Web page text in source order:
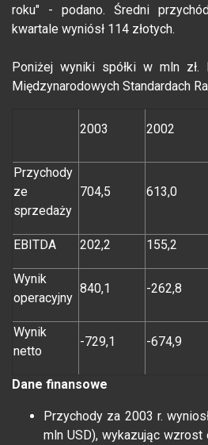
roku" - podano. Średni
kwartale wyniósł 114 złotych.
Poniżej wyniki spółki w mln
Międzynarodowych Standardach
2003 2002
Przychody
ze
sprzedaży
704,5 613,0
EBITDA 202,2 155,2
Wynik
operacyjny
840,1 -262,8
Wynik
netto
-729,1 -674,9
Dane finansowe
Przychody za 2003 r.
mln USD), wykazując wzrost